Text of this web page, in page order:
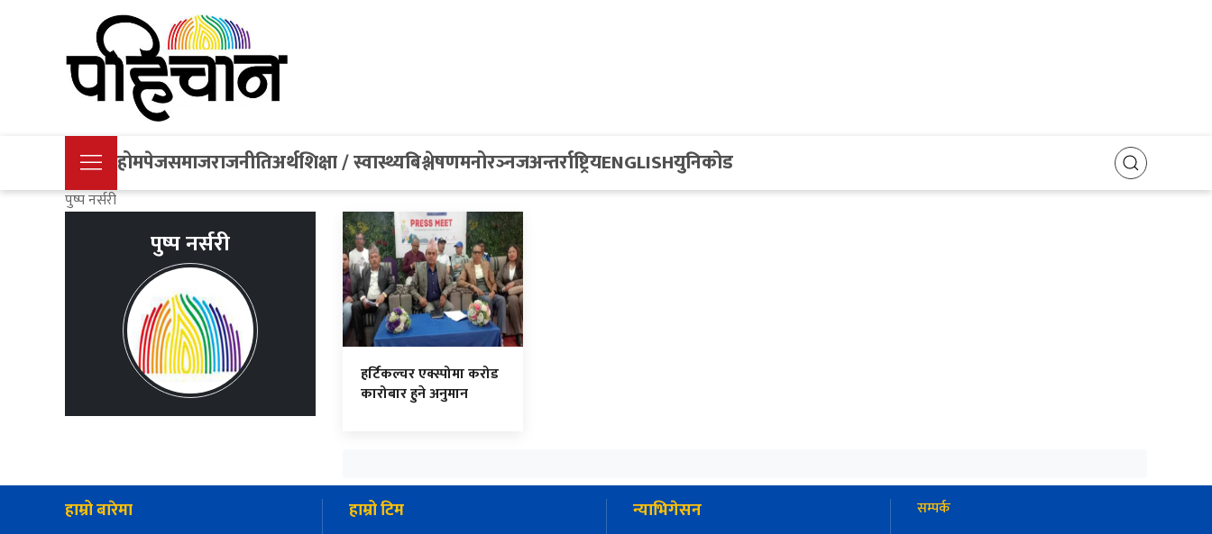
होमपेजसमाजराजनीतिअर्थशिक्षा / स्वास्थ्यबिश्लेषणमनोरञ्नजअन्तर्राष्ट्रियENGLISHयुनिकोड
पुष्प नर्सरी
पुष्प नर्सरी
हर्टिकल्चर एक्स्पोमा करोड
कारोबार हुने अनुमान
हाम्रो बारेमा हाम्रो टिम न्याभिगेसन
सम्पर्क